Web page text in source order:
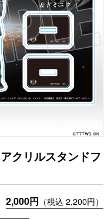
クリルスタンドフ
2,000円 （税込 2,200円）